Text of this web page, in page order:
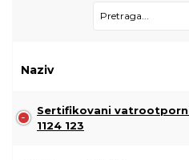
Naziv
Sertifikovani
1124 123